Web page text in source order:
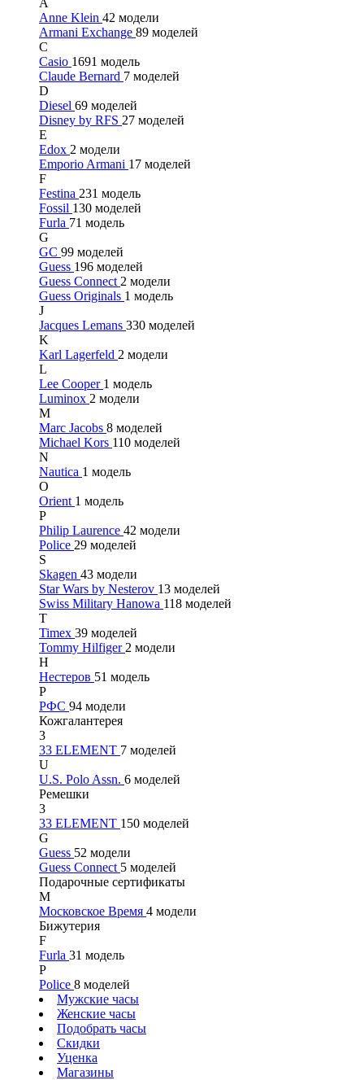
A
Anne Klein 42 модели
Armani Exchange 89 моделей
C
Casio 1691 модель
Claude Bernard 7 моделей
D
Diesel 69 моделей
Disney by RFS 27 моделей
E
Edox 2 модели
Emporio Armani 17 моделей
F
Festina 231 модель
Fossil 130 моделей
Furla 71 модель
G
GC 99 моделей
Guess 196 моделей
Guess Connect 2 модели
Guess Originals 1 модель
J
Jacques Lemans 330 моделей
K
Karl Lagerfeld 2 модели
L
Lee Cooper 1 модель
Luminox 2 модели
M
Marc Jacobs 8 моделей
Michael Kors 110 моделей
N
Nautica 1 модель
O
Orient 1 модель
P
Philip Laurence 42 модели
Police 29 моделей
S
Skagen 43 модели
Star Wars by Nesterov 13 моделей
Swiss Military Hanowa 118 моделей
T
Timex 39 моделей
Tommy Hilfiger 2 модели
Н
Нестеров 51 модель
Р
РФС 94 модели
Кожгалантерея
3
33 ELEMENT 7 моделей
U
U.S. Polo Assn. 6 моделей
Ремешки
3
33 ELEMENT 150 моделей
G
Guess 52 модели
Guess Connect 5 моделей
Подарочные сертификаты
М
Московское Время 4 модели
Бижутерия
F
Furla 31 модель
P
Police 8 моделей
Мужские часы
Женские часы
Подобрать часы
Скидки
Уценка
Магазины